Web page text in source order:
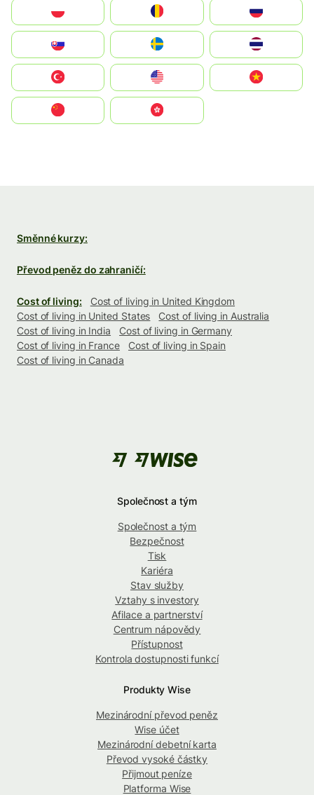
United States
中國香港特別行政區
Směnné kurzy:
Převod peněz do zahraničí:
Cost of living:
Cost of living in United Kingdom
Cost of living in United States
Cost of living in Australia
Cost of living in India
Cost of living in Germany
Cost of living in France
Cost of living in Spain
Cost of living in Canada
Společnost a tým
Společnost a tým
Bezpečnost
Tisk
Kariéra
Stav služby
Vztahy s investory
Afilace a partnerství
Centrum nápovědy
Přístupnost
Kontrola dostupnosti funkcí
Produkty Wise
Mezinárodní převod peněz
Wise účet
Mezinárodní debetní karta
Převod vysoké částky
Přijmout peníze
Platforma Wise